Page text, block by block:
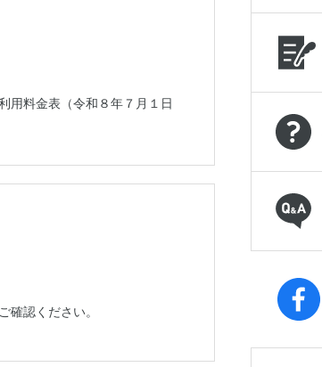
用料金表（令和８年７月１日
確認ください。